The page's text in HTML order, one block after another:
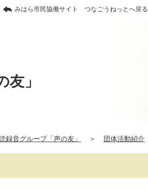
みはら市民協働サイト つなごうねっとへ戻る
」
録音グループ「声の友」 ＞ 団体活動紹介